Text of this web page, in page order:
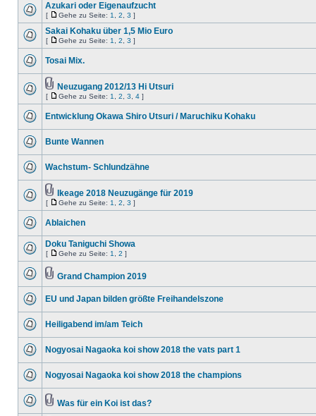
Azukari oder Eigenaufzucht
[ Gehe zu Seite: 1 2 3 ]
Sakai Kohaku über 1,5 Mio Euro
[ Gehe zu Seite: 1 2 3 ]
Tosai Mix.
Neuzugang 2012/13 Hi Utsuri
[ Gehe zu Seite: 1 2 3 4 ]
Entwicklung Okawa Shiro Utsuri / Maruchiku Kohaku
Bunte Wannen
Wachstum- Schlundzähne
Ikeage 2018 Neuzugänge für 2019
[ Gehe zu Seite: 1 2 3 ]
Ablaichen
Doku Taniguchi Showa
[ Gehe zu Seite: 1 2 ]
Grand Champion 2019
EU und Japan bilden größte Freihandelszone
Heiligabend im/am Teich
Nogyosai Nagaoka koi show 2018 the vats part 1
Nogyosai Nagaoka koi show 2018 the champions
Was für ein Koi ist das?